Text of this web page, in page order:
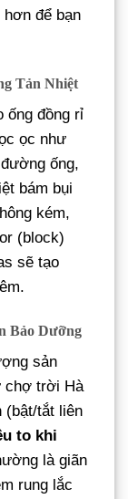
để bạn
Tản Nhiệt
ống đồng rỉ
ọc như
ống,
bám bụi
kém,
(block)
sẽ tạo
Bảo Dưỡng
sản
chợ trời Hà
(bật/tắt liên
to khi
là giãn
rung lắc